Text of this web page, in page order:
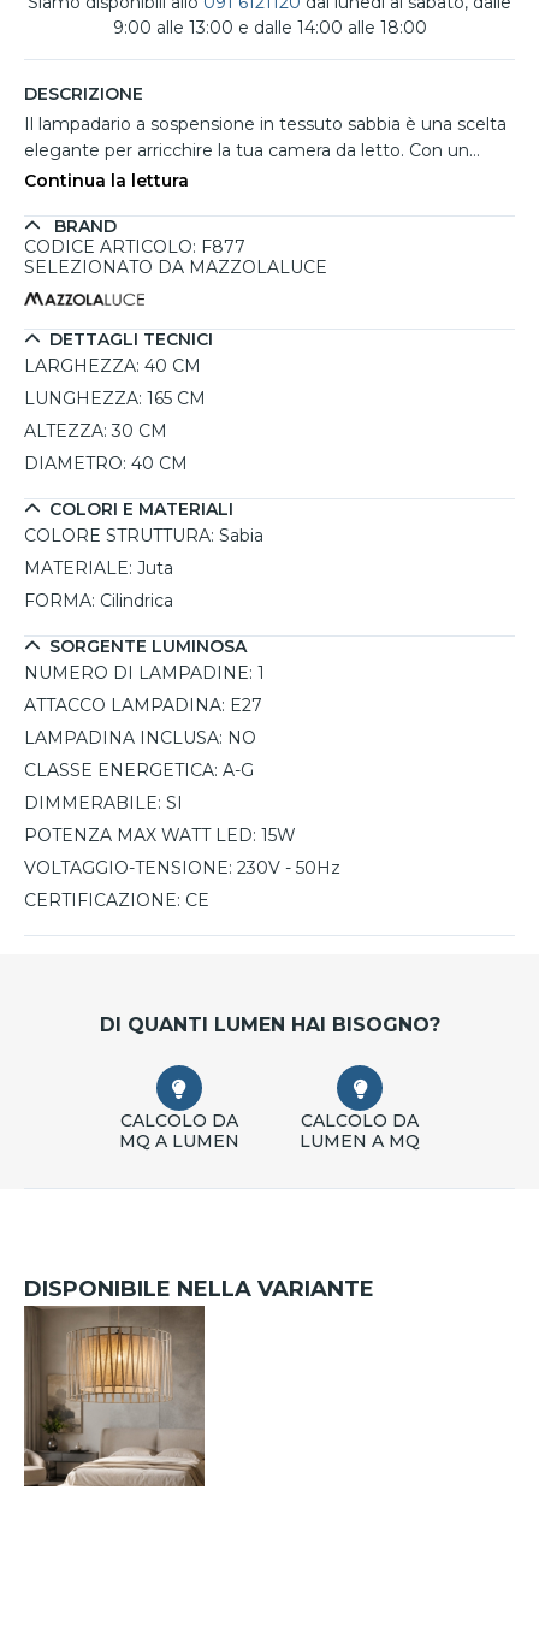
9:00 alle 13:00 e dalle 14:00 alle 18:00
DESCRIZIONE
Il lampadario a sospensione in tessuto sabbia è una scelta
elegante per arricchire la tua camera da letto. Con un
diametro di 40 cm, questo apparecchio di illuminazione
perfetto per chi cerca un tocco naturale e sofisticato
nell'arredamento. La struttura è realizzata in metallo
paralume in juta offre una diffusione calda della luce,
creando un'atmosfera accogliente. Grazie alla sua
versatilità, può essere installato in diverse ambientazioni,
dal classico al glamour, e supporta lampadine LED fino a
L'altezza è regolabile, rendendo facile adattarlo agli spazi
desiderati.
Continua la lettura
BRAND
CODICE ARTICOLO: F877
SELEZIONATO DA MAZZOLALUCE
DETTAGLI TECNICI
LARGHEZZA: 40 CM
LUNGHEZZA: 165 CM
ALTEZZA: 30 CM
DIAMETRO: 40 CM
COLORI E MATERIALI
COLORE STRUTTURA: Sabia
MATERIALE: Juta
FORMA: Cilindrica
SORGENTE LUMINOSA
NUMERO DI LAMPADINE: 1
ATTACCO LAMPADINA: E27
LAMPADINA INCLUSA: NO
CLASSE ENERGETICA: A-G
DIMMERABILE: SI
POTENZA MAX WATT LED: 15W
VOLTAGGIO-TENSIONE: 230V - 50Hz
CERTIFICAZIONE: CE
DI QUANTI LUMEN HAI BISOGNO?
CALCOLO DA
MQ A LUMEN
CALCOLO DA
LUMEN A MQ
DISPONIBILE NELLA VARIANTE